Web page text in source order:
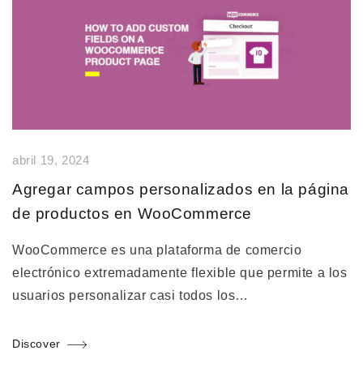
abril 19, 2024
Agregar campos personalizados en la página
de productos en WooCommerce
WooCommerce es una plataforma de comercio
electrónico extremadamente flexible que permite a los
usuarios personalizar casi todos los…
Discover